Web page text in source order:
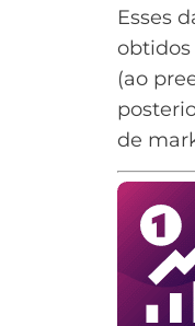
Esses
(ao
de